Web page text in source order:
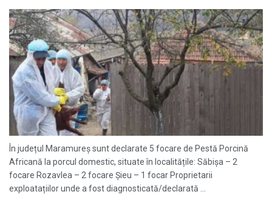
În județul Maramureș sunt declarate 5 focare de Pestă Porcină
Africană la porcul domestic, situate în localitățile: Săbișa – 2
focare Rozavlea – 2 focare Șieu – 1 focar Proprietarii
exploatațiilor unde a fost diagnosticată/declarată ...